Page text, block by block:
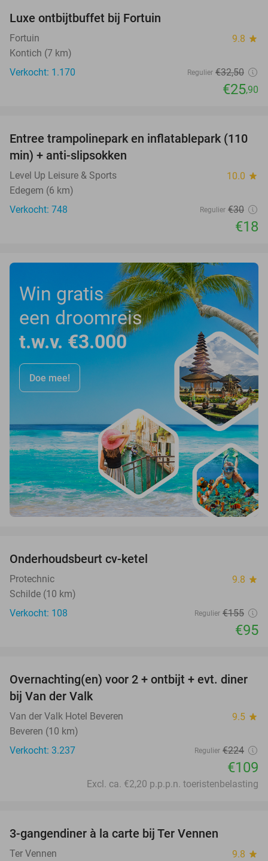
Luxe ontbijtbuffet bij Fortuin
Fortuin 9.8 star
Kontich (7 km)
Verkocht: 1.170
Regulier €32,50
€25,90
40%
Entree trampolinepark en inflatablepark (110
min) + anti-slipsokken
Level Up Leisure & Sports 10.0 star
Edegem (6 km)
Verkocht: 748
Regulier €30
€18
Win gratis
een droomreis
t.w.v. €3.000
Doe mee!
Onderhoudsbeurt cv-ketel
Protechnic 9.8 star
Schilde (10 km)
Verkocht: 108
Regulier €155
€95
51%
Overnachting(en) voor 2 + ontbijt + evt. diner
bij Van der Valk
Van der Valk Hotel Beveren 9.5 star
Beveren (10 km)
Verkocht: 3.237
Regulier €224
€109
Excl. ca. €2,20 p.p.p.n. toeristenbelasting
3-gangendiner à la carte bij Ter Vennen
Ter Vennen 9.8 star